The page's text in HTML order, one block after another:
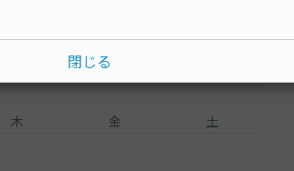
木 金 土
閉じる